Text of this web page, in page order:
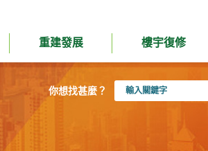
重建發展 樓宇復修
你想找甚麼？
入